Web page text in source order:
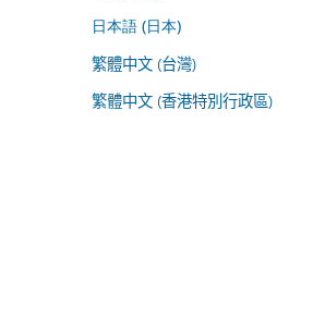
日本語 (日本)
繁體中文 (台灣)
繁體中文 (香港特別行政區)